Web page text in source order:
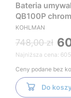
Bateria
QB100P chrom
KOHLMAN
748,00 zł
Najniższa cena:
Ceny podane bez
Do